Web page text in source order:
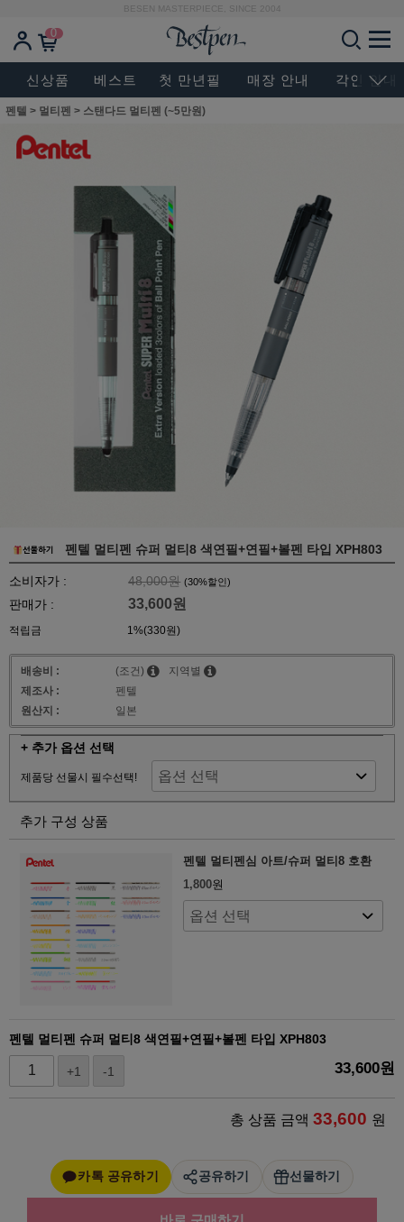
BESEN MASTERPIECE, SINCE 2004
0
신상품 베스트 첫 만년필 매장 안내 각인 안내
펜텔 > 멀티펜 > 스탠다드 멀티펜 (~5만원)
펜텔 멀티펜 슈퍼 멀티8 색연필+연필+볼펜 타입 XPH803
소비자가 : 48,000원 (30%할인)
판매가 : 33,600원
적립금 1%(330원)
배송비 : (조건)
지역별
제조사 :
펜텔
원산지 :
일본
+ 추가 옵션 선택
제품당 선물시 필수선택!
추가 구성 상품
펜텔 멀티펜심 아트/슈퍼 멀티8 호환
1,800원
펜텔 멀티펜 슈퍼 멀티8 색연필+연필+볼펜 타입 XPH803
+1 -1 33,600원
총 상품 금액 33,600 원
카톡 공유하기 공유하기 선물하기